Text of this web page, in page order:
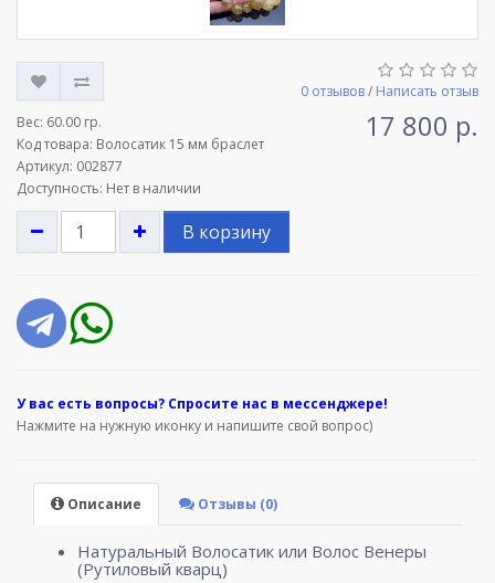
0 отзывов/ Написать отзыв
Вес: 60.00 гр.
Код товара: Волосатик 15 мм браслет
Артикул: 002877
Доступность: Нет в наличии
17 800 р.
В корзину
У вас есть вопросы? Спросите нас в мессенджере!
Нажмите на нужную иконку и напишите свой вопрос)
Описание Отзывы (0)
Натуральный Волосатик или Волос Венеры
(Рутиловый кварц)